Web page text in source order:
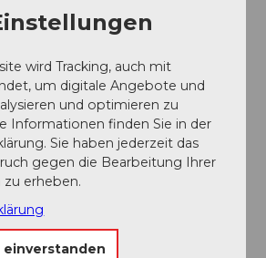
Nationalquai
wird Tracking, auch mit
um digitale Angebote und
und optimieren zu
Informationen finden Sie in der
Sie haben jederzeit das
gegen die Bearbeitung Ihrer
erheben.